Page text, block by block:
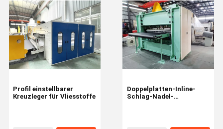
Profil einstellbarer
Kreuzleger für Vliesstoffe
Doppelplatten-Inline-
Schlag-Nadel-